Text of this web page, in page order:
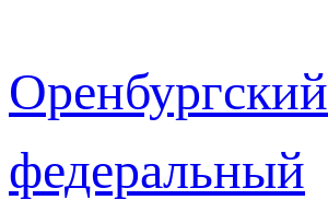
к
содержимому
Оренбургский
федеральный